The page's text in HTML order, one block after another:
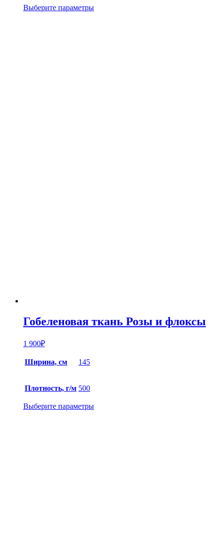
Выберите параметры
Гобеленовая ткань Розы и флоксы
1 900₽
Ширина, см 145
Плотность, г/м 500
Выберите параметры